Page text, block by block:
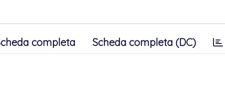
completa Scheda completa (DC)